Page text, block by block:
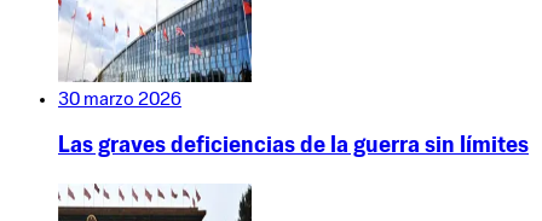
30 marzo 2026
Las graves deficiencias de la guerra sin límites